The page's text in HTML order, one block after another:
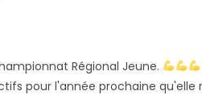
Régional Jeune.
pour l'année prochaine qu'elle